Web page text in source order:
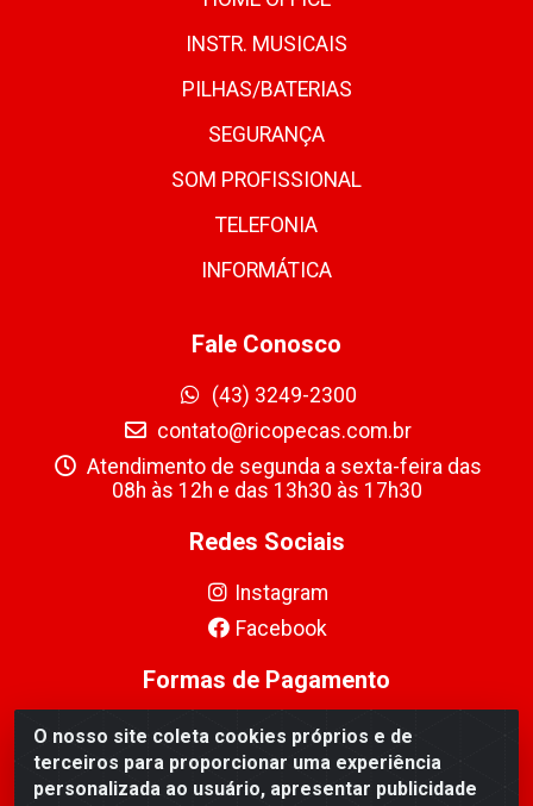
O nosso site coleta cookies próprios e de
terceiros para proporcionar uma experiência
personalizada ao usuário, apresentar publicidade
INSTR. MUSICAIS
PILHAS/BATERIAS
SEGURANÇA
SOM PROFISSIONAL
TELEFONIA
INFORMÁTICA
Fale Conosco
(43) 3249-2300
contato@ricopecas.com.br
Atendimento de segunda a sexta-feira das
08h às 12h e das 13h30 às 17h30
Redes Sociais
Instagram
Facebook
Formas de Pagamento